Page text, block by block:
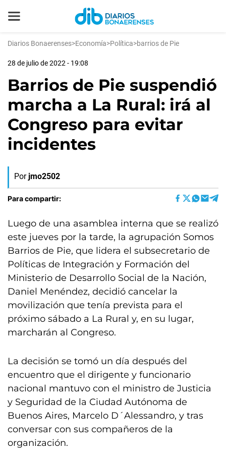
Diarios Bonaerenses>Economía>Política>barrios de Pie
28 de julio de 2022 - 19:08
Barrios de Pie suspendió
marcha a La Rural: irá al
Congreso para evitar
incidentes
Por jmo2502
Para compartir:
Luego de una asamblea interna que se realizó
este jueves por la tarde, la agrupación Somos
Barrios de Pie, que lidera el subsecretario de
Políticas de Integración y Formación del
Ministerio de Desarrollo Social de la Nación,
Daniel Menéndez, decidió cancelar la
movilización que tenía prevista para el
próximo sábado a La Rural y, en su lugar,
marcharán al Congreso.
La decisión se tomó un día después del
encuentro que el dirigente y funcionario
nacional mantuvo con el ministro de Justicia
y Seguridad de la Ciudad Autónoma de
Buenos Aires, Marcelo D´Alessandro, y tras
conversar con sus compañeros de la
organización.